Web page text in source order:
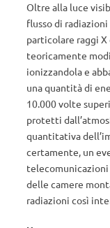
Oltre alla luce
flusso di
particolare raggi
teoricamente
ionizzandola e
una quantità di
10.000 volte
protetti
quantitativa
certamente, un
delle camere
radiazioni così